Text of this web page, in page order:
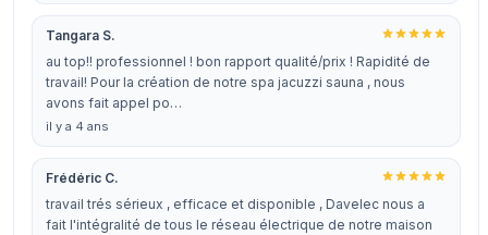
Tangara S.
au top!! professionnel ! bon rapport qualité/prix ! Rapidité de
travail! Pour la création de notre spa jacuzzi sauna , nous
avons fait appel po…
il y a 4 ans
Frédéric C.
travail trés sérieux , efficace et disponible , Davelec nous a
fait l'intégralité de tous le réseau électrique de notre maison